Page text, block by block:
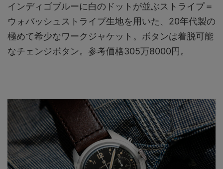
インディゴブルーに白のドットが並ぶストライプ＝
ウォバッシュストライプ生地を用いた、20年代製の
極めて希少なワークジャケット。ボタンは着脱可能
なチェンジボタン。参考価格305万8000円。